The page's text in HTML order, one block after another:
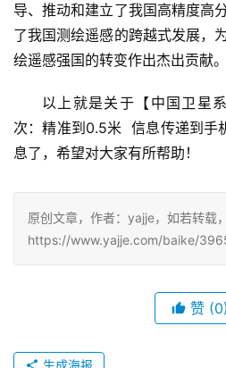
导、推动和建立了我国高精度高
了我国测绘遥感的跨越式发展，
绘遥感强国的转变作出杰出贡献。
以上就是关于【中国卫星
次：精准到0.5米  信息传递到手
息了，希望对大家有所帮助！
原创文章，作者：yajje，如若转载
https://www.yajje.com/baike/
赞 (0)
生成海报